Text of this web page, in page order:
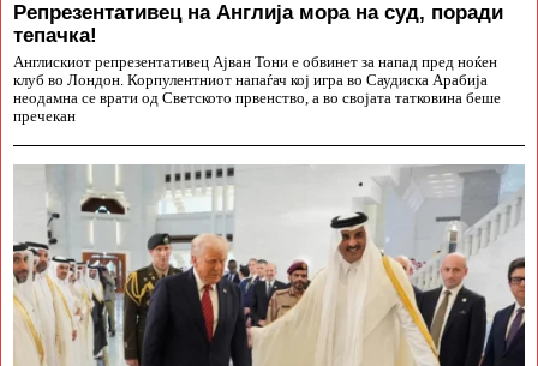
Репрезентативец на Англија мора на суд, поради
тепачка!
Англискиот репрезентативец Ајван Тони е обвинет за напад пред ноќен
клуб во Лондон. Корпулентниот напаѓач кој игра во Саудиска Арабија
неодамна се врати од Светското првенство, а во својата татковина беше
пречекан